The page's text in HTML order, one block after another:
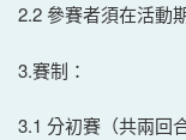
2.2 參賽者須在活動
3.賽制：
3.1 分初賽（共兩回